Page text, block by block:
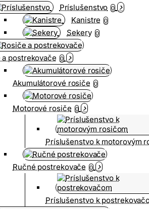
Príslušenstvo 0
Kanistre 0
Sekery 0
a postrekovače 0
Akumulátorové rosiče 0
Motorové rosiče 0
Príslušenstvo k motorovým
Ručné postrekovače 0
Príslušenstvo k